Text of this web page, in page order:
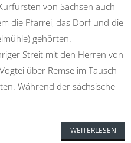
von Sachsen auch
die Pfarrei, das Dorf und die
gehörten.
Streit mit den Herren von
über Remse im Tausch
Während der sächsische
WEITERLESEN